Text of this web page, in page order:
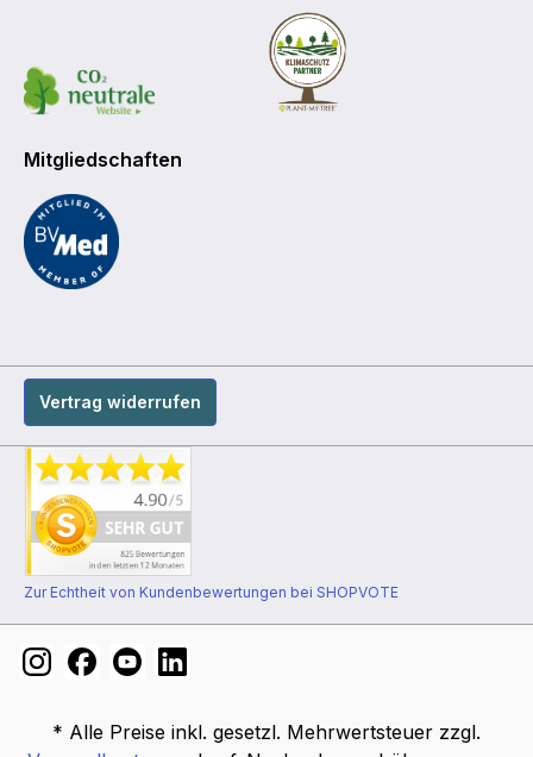
Mitgliedschaften
Vertrag widerrufen
Zur Echtheit von Kundenbewertungen bei SHOPVOTE
* Alle Preise inkl. gesetzl. Mehrwertsteuer zzgl.